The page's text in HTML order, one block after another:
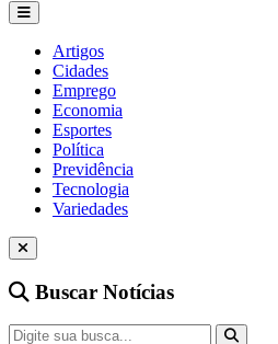
Artigos
Cidades
Emprego
Economia
Esportes
Política
Previdência
Tecnologia
Variedades
Buscar Notícias